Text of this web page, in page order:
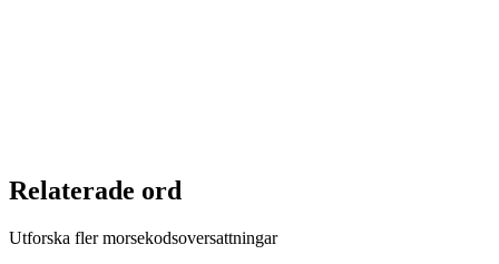
Relaterade ord
Utforska fler morsekodsoversattningar